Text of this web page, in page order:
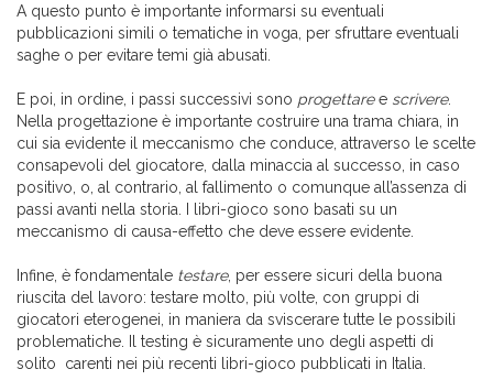
A questo punto è importante informarsi su eventuali
pubblicazioni simili o tematiche in voga, per sfruttare eventuali
saghe o per evitare temi già abusati.
E poi, in ordine, i passi successivi sono progettaree scrivere.
Nella progettazione è importante costruire una trama chiara, in
cui sia evidente il meccanismo che conduce, attraverso le scelte
consapevoli del giocatore, dalla minaccia al successo, in caso
positivo, o, al contrario, al fallimento o comunque all’assenza di
passi avanti nella storia. I libri-gioco sono basati su un
meccanismo di causa-effetto che deve essere evidente.
Infine, è fondamentale testare, per essere sicuri della buona
riuscita del lavoro: testare molto, più volte, con gruppi di
giocatori eterogenei, in maniera da sviscerare tutte le possibili
problematiche. Il testing è sicuramente uno degli aspetti di
solito carenti nei più recenti libri-gioco pubblicati in Italia.